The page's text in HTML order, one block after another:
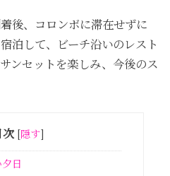
後、コロンボに滞在せずに
泊して、ビーチ沿いのレスト
ンセットを楽しみ、今後のス
[隠す]
日